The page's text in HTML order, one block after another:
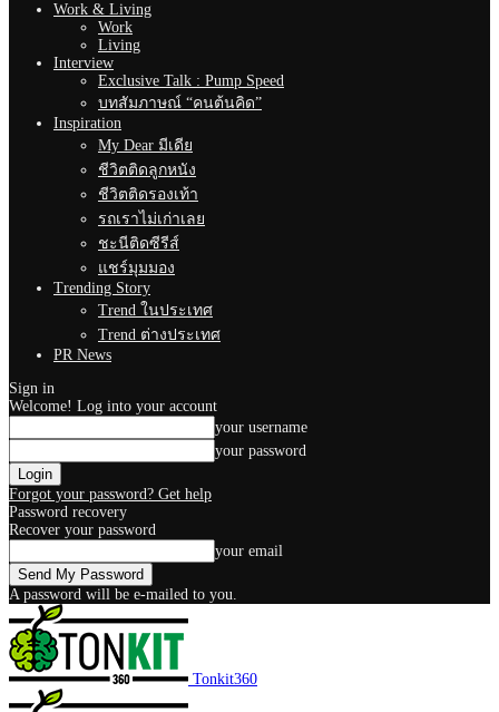
Work & Living
Work
Living
Interview
Exclusive Talk : Pump Speed
บทสัมภาษณ์ “คนต้นคิด”
Inspiration
My Dear มีเดีย
ชีวิตติดลูกหนัง
ชีวิตติดรองเท้า
รถเราไม่เก่าเลย
ชะนีติดซีรีส์
แชร์มุมมอง
Trending Story
Trend ในประเทศ
Trend ต่างประเทศ
PR News
Sign in
Welcome! Log into your account
your username
your password
Forgot your password? Get help
Password recovery
Recover your password
your email
A password will be e-mailed to you.
Tonkit360